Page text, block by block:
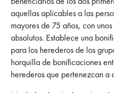
aquellas aplicables a las
mayores de 75 años, con
absolutos. Establece una
para los herederos de los
horquilla de bonificaciones
herederos que pertenezcan a